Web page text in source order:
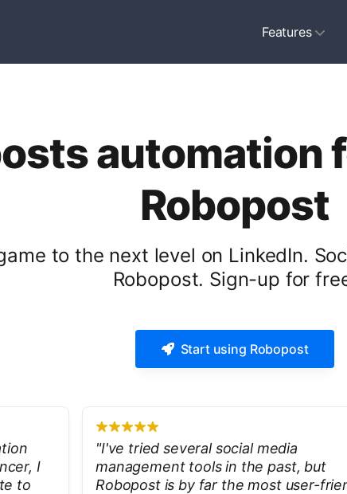
Features
automation
Robopost
to the next level on LinkedIn.
Robopost. Sign-up for
Start using Robopost
I
to
"I've tried several social media
management tools in the past, but
Robopost is by far the most user-